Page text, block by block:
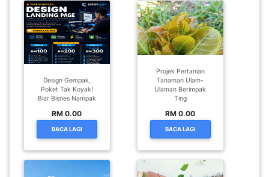
Design Gempak,
Poket Tak Koyak!
Biar Bisnes Nampak
RM 0.00
BACA LAGI
Projek Pertanian
Tanaman Ulam-
Ulaman Berimpak
Ting
RM 0.00
BACA LAGI